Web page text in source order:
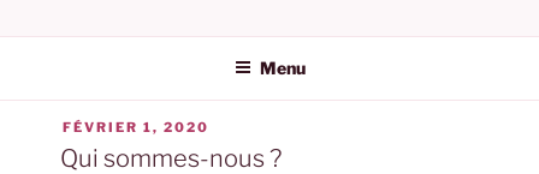
AUGEFI | AUDIT ET
EXPERTISE COMPTABLE
DANS L'HÉRAULT
Menu
ANGLAIS
FÉVRIER 1, 2020
Qui sommes-nous ?